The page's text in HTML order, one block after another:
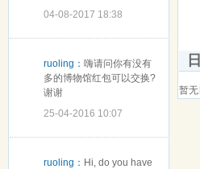
04-08-2017 18:38
ruoling： 嗨请问你有没有
多的博物馆红包可以交换?
谢谢
25-04-2016 10:07
ruoling： Hi, do you have
暂无